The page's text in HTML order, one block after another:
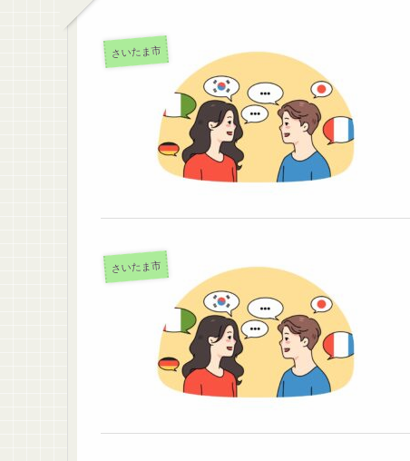
さいたま市
さいたま市